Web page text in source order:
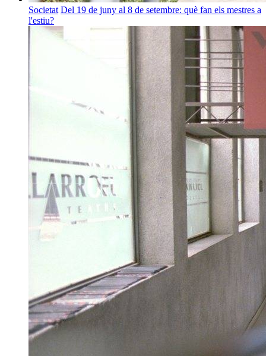
Societat Del 19 de juny al 8 de setembre: què fan els mestres a
l'estiu?